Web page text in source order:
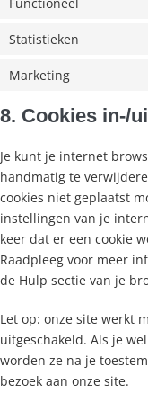
Statistieken
Marketing
8. Cookies in-/
Je kunt je internet
handmatig te
cookies niet geplaatst
instellingen van je
keer dat er een cookie
Raadpleeg voor meer
de Hulp sectie van je
Let op: onze site werkt
uitgeschakeld. Als je
worden ze na je
bezoek aan onze site.